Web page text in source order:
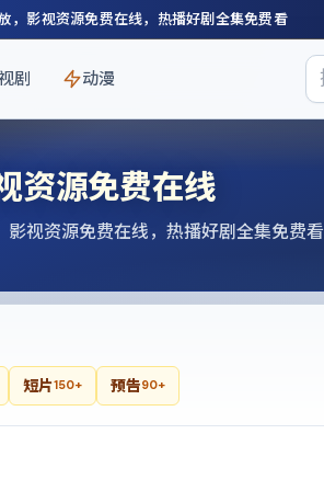
，影视资源免费在线，热播好剧全集免费看
剧 动漫
资源免费在线
影视资源免费在线，热播好剧全集免费看
短片150+ 预告90+